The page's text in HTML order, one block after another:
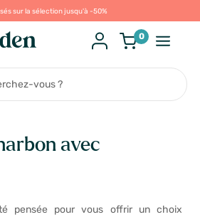
sur la sélection jusqu'à -50%
0
avec
pensée pour vous offrir un choix